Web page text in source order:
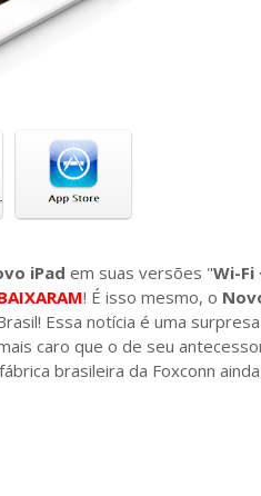
iPad em suas versões "Wi-Fi
! É isso mesmo, o
Essa notícia é uma
caro que o de seu
brasileira da Foxconn